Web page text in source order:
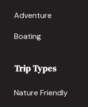
Adventure
Boating
Trip Types
Nature Friendly